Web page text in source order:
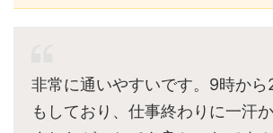
非常に通いやすいです。9時か
もしており、仕事終わりに一汗